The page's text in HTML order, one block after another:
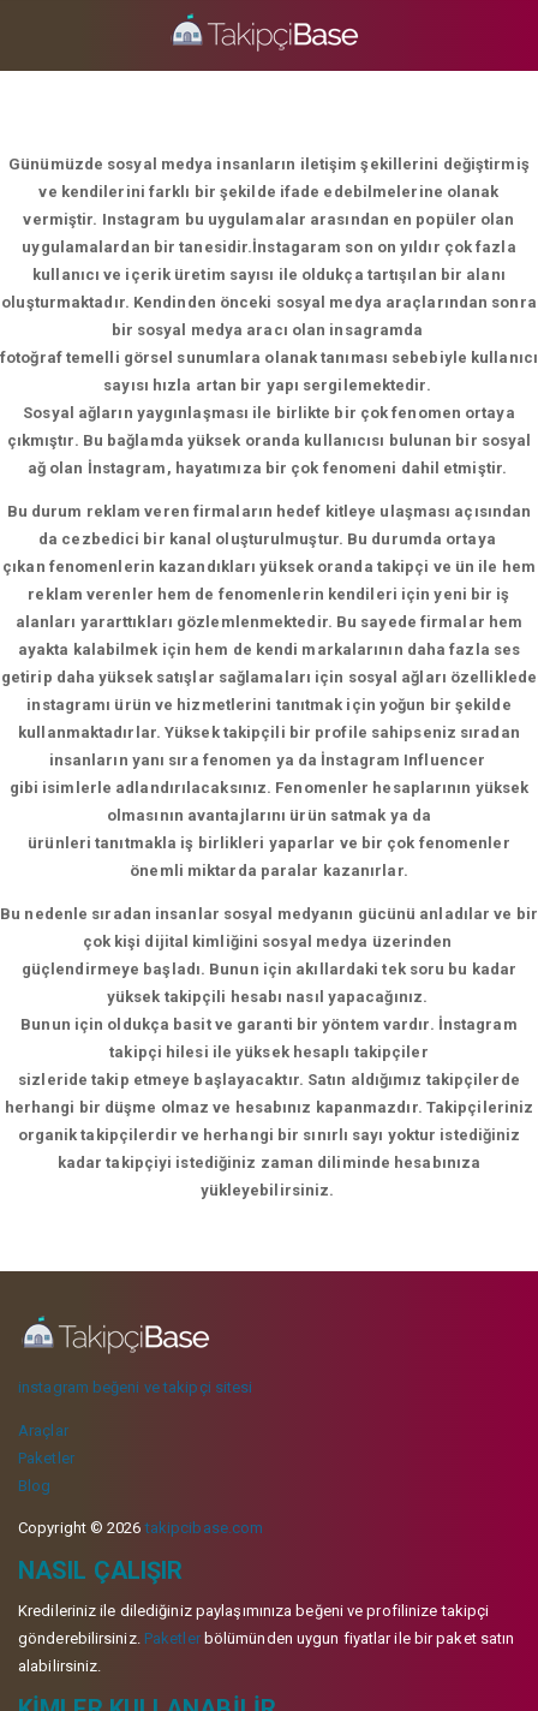
Günümüzde sosyal medya insanların iletişim şekillerini değiştirmiş
ve kendilerini farklı bir şekilde ifade edebilmelerine olanak
vermiştir. Instagram bu uygulamalar arasından en popüler olan
uygulamalardan bir tanesidir.İnstagaram son on yıldır çok fazla
kullanıcı ve içerik üretim sayısı ile oldukça tartışılan bir alanı
oluşturmaktadır. Kendinden önceki sosyal medya araçlarından sonra
bir sosyal medya aracı olan insagramda
fotoğraf temelli görsel sunumlara olanak tanıması sebebiyle kullanıcı
sayısı hızla artan bir yapı sergilemektedir.
Sosyal ağların yaygınlaşması ile birlikte bir çok fenomen ortaya
çıkmıştır. Bu bağlamda yüksek oranda kullanıcısı bulunan bir sosyal
ağ olan İnstagram, hayatımıza bir çok fenomeni dahil etmiştir.
Bu durum reklam veren firmaların hedef kitleye ulaşması açısından
da cezbedici bir kanal oluşturulmuştur. Bu durumda ortaya
çıkan fenomenlerin kazandıkları yüksek oranda takipçi ve ün ile hem
reklam verenler hem de fenomenlerin kendileri için yeni bir iş
alanları yararttıkları gözlemlenmektedir. Bu sayede firmalar hem
ayakta kalabilmek için hem de kendi markalarının daha fazla ses
getirip daha yüksek satışlar sağlamaları için sosyal ağları özelliklede
instagramı ürün ve hizmetlerini tanıtmak için yoğun bir şekilde
kullanmaktadırlar. Yüksek takipçili bir profile sahipseniz sıradan
insanların yanı sıra fenomen ya da İnstagram Influencer
gibi isimlerle adlandırılacaksınız. Fenomenler hesaplarının yüksek
olmasının avantajlarını ürün satmak ya da
ürünleri tanıtmakla iş birlikleri yaparlar ve bir çok fenomenler
önemli miktarda paralar kazanırlar.
Bu nedenle sıradan insanlar sosyal medyanın gücünü anladılar ve bir
çok kişi dijital kimliğini sosyal medya üzerinden
güçlendirmeye başladı. Bunun için akıllardaki tek soru bu kadar
yüksek takipçili hesabı nasıl yapacağınız.
Bunun için oldukça basit ve garanti bir yöntem vardır. İnstagram
takipçi hilesi ile yüksek hesaplı takipçiler
sizleride takip etmeye başlayacaktır. Satın aldığımız takipçilerde
herhangi bir düşme olmaz ve hesabınız kapanmazdır. Takipçileriniz
organik takipçilerdir ve herhangi bir sınırlı sayı yoktur istediğiniz
kadar takipçiyi istediğiniz zaman diliminde hesabınıza
yükleyebilirsiniz.
instagram beğeni ve takipçi sitesi
Araçlar
Paketler
Blog
Copyright © 2026takipcibase.com
NASIL ÇALIŞIR
Kredileriniz ile dilediğiniz paylaşımınıza beğeni ve profilinize takipçi
gönderebilirsiniz. Paketlerbölümünden uygun fiyatlar ile bir paket satın
alabilirsiniz.